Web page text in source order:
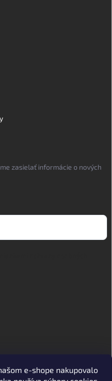
e-shope nakupovalo
zasielať informácie o nových
mevasportofficial